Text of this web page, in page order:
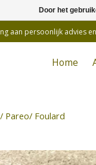
aan persoonlijk advies
Home
Pareo/ Foulard
image
Door het